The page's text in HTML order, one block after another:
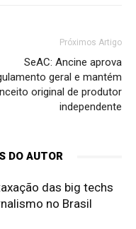
Próximos Artigo
SeAC: Ancine aprova
geral e mantém
original de produtor
independente
DO AUTOR
das big techs
no Brasil